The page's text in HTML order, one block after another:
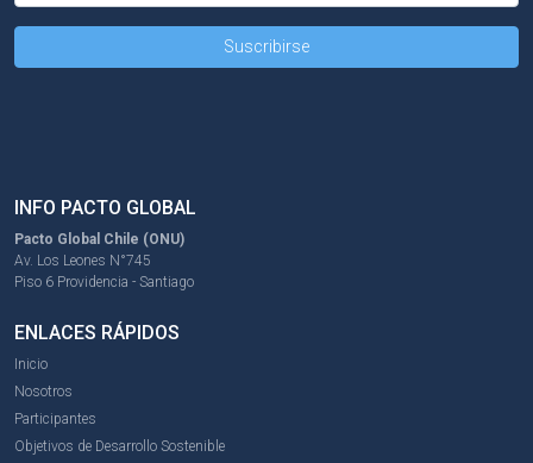
INFO PACTO GLOBAL
Pacto Global Chile (ONU)
Av. Los Leones N°745
Piso 6 Providencia - Santiago
ENLACES RÁPIDOS
Inicio
Nosotros
Participantes
Objetivos de Desarrollo Sostenible